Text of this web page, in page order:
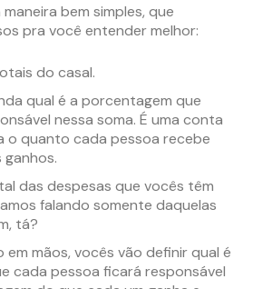
bem simples, que
pra você entender melhor:
do casal.
qual é a porcentagem que
nessa soma. É uma conta
o quanto cada pessoa recebe
das despesas que vocês têm
falando somente daquelas
tá?
em mãos, vocês vão definir qual é
cada pessoa ficará responsável